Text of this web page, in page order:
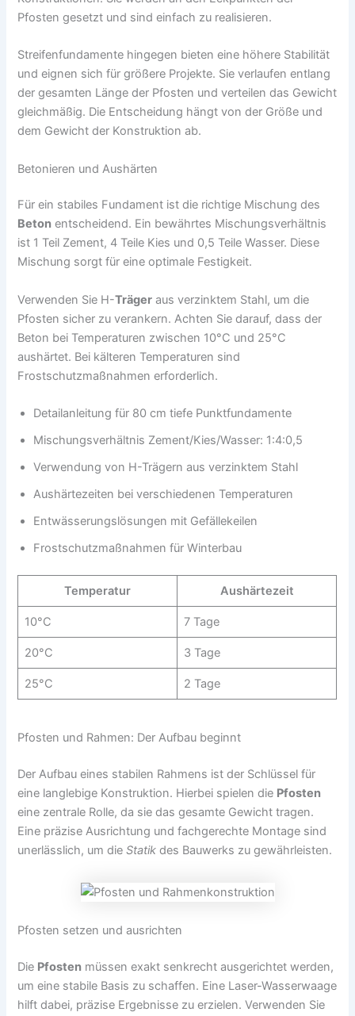
Pfosten gesetzt und sind einfach zu realisieren.
Streifenfundamente hingegen bieten eine höhere Stabilität
und eignen sich für größere Projekte. Sie verlaufen entlang
der gesamten Länge der Pfosten und verteilen das Gewicht
gleichmäßig. Die Entscheidung hängt von der Größe und
dem Gewicht der Konstruktion ab.
Betonieren und Aushärten
Für ein stabiles Fundament ist die richtige Mischung des
Beton entscheidend. Ein bewährtes Mischungsverhältnis
ist 1 Teil Zement, 4 Teile Kies und 0,5 Teile Wasser. Diese
Mischung sorgt für eine optimale Festigkeit.
Verwenden Sie H-Träger aus verzinktem Stahl, um die
Pfosten sicher zu verankern. Achten Sie darauf, dass der
Beton bei Temperaturen zwischen 10°C und 25°C
aushärtet. Bei kälteren Temperaturen sind
Frostschutzmaßnahmen erforderlich.
Detailanleitung für 80 cm tiefe Punktfundamente
Mischungsverhältnis Zement/Kies/Wasser: 1:4:0,5
Verwendung von H-Trägern aus verzinktem Stahl
Aushärtezeiten bei verschiedenen Temperaturen
Entwässerungslösungen mit Gefällekeilen
Frostschutzmaßnahmen für Winterbau
Temperatur Aushärtezeit
10°C 7 Tage
20°C 3 Tage
25°C 2 Tage
Pfosten und Rahmen: Der Aufbau beginnt
Der Aufbau eines stabilen Rahmens ist der Schlüssel für
eine langlebige Konstruktion. Hierbei spielen die Pfosten
eine zentrale Rolle, da sie das gesamte Gewicht tragen.
Eine präzise Ausrichtung und fachgerechte Montage sind
unerlässlich, um dieStatik des Bauwerks zu gewährleisten.
Pfosten setzen und ausrichten
Die Pfosten müssen exakt senkrecht ausgerichtet werden,
um eine stabile Basis zu schaffen. Eine Laser-Wasserwaage
hilft dabei, präzise Ergebnisse zu erzielen. Verwenden Sie